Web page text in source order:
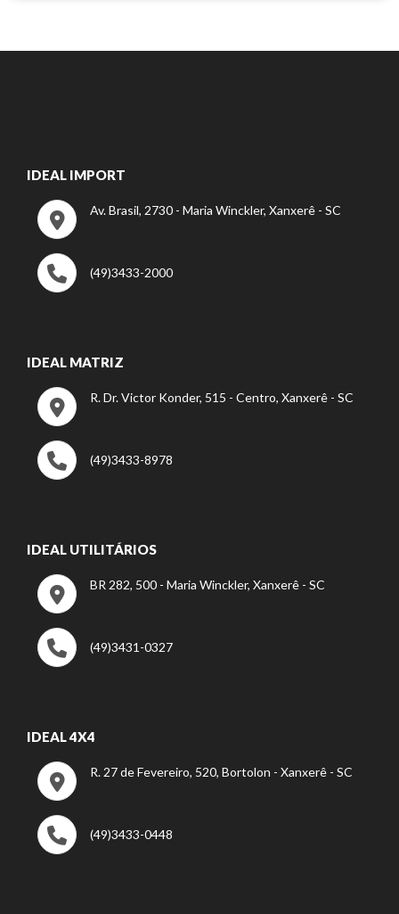
IDEAL IMPORT
Av. Brasil, 2730 - Maria Winckler, Xanxerê - SC
(49)3433-2000
IDEAL MATRIZ
R. Dr. Victor Konder, 515 - Centro, Xanxerê - SC
(49)3433-8978
IDEAL UTILITÁRIOS
BR 282, 500 - Maria Winckler, Xanxerê - SC
(49)3431-0327
IDEAL 4X4
R. 27 de Fevereiro, 520, Bortolon - Xanxerê - SC
(49)3433-0448